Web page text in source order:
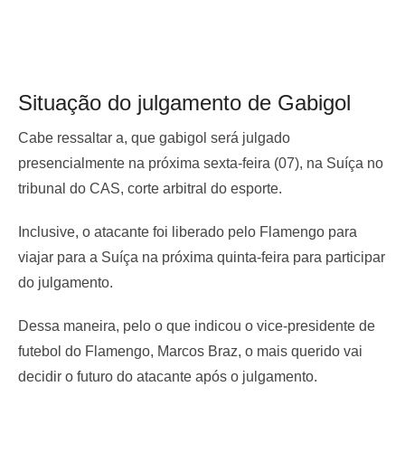
Situação do julgamento de Gabigol
Cabe ressaltar a, que gabigol será julgado
presencialmente na próxima sexta-feira (07), na Suíça no
tribunal do CAS, corte arbitral do esporte.
Inclusive, o atacante foi liberado pelo Flamengo para
viajar para a Suíça na próxima quinta-feira para participar
do julgamento.
Dessa maneira, pelo o que indicou o vice-presidente de
futebol do Flamengo, Marcos Braz, o mais querido vai
decidir o futuro do atacante após o julgamento.